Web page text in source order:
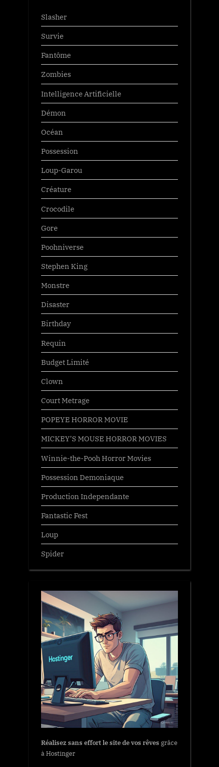
Slasher
Survie
Fantôme
Zombies
Intelligence Artificielle
Démon
Océan
Possession
Loup-Garou
Créature
Crocodile
Gore
Poohniverse
Stephen King
Monstre
Disaster
Birthday
Requin
Budget Limité
Clown
Court Metrage
POPEYE HORROR MOVIE
MICKEY’S MOUSE HORROR MOVIES
Winnie-the-Pooh Horror Movies
Possession Demoniaque
Production Independante
Fantastic Fest
Loup
Spider
Réalisez sans effort le site de vos rêves grâce
à Hostinger